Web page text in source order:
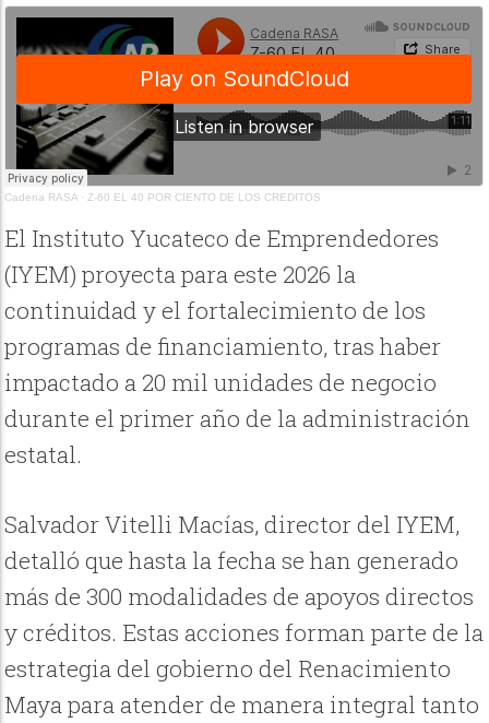
Cadena RASA · Z-60 EL 40 POR CIENTO DE LOS CREDITOS
El Instituto Yucateco de Emprendedores
(IYEM) proyecta para este 2026 la
continuidad y el fortalecimiento de los
programas de financiamiento, tras haber
impactado a 20 mil unidades de negocio
durante el primer año de la administración
estatal.
Salvador Vitelli Macías, director del IYEM,
detalló que hasta la fecha se han generado
más de 300 modalidades de apoyos directos
y créditos. Estas acciones forman parte de la
estrategia del gobierno del Renacimiento
Maya para atender de manera integral tanto